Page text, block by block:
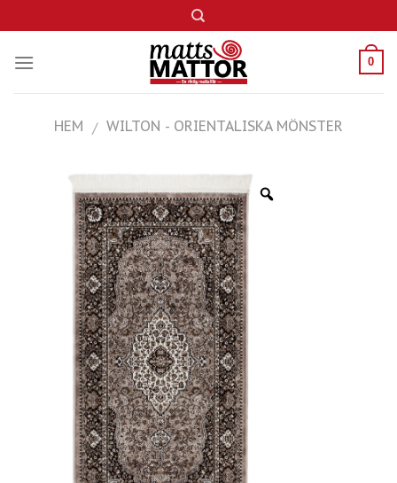
to
content
0
HEM / WILTON - ORIENTALISKA MÖNSTER